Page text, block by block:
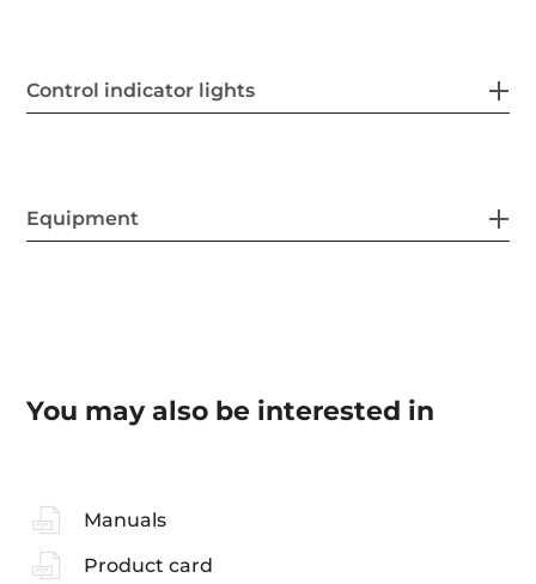
Control indicator lights
Equipment
You may also be interested in
Manuals
Product card